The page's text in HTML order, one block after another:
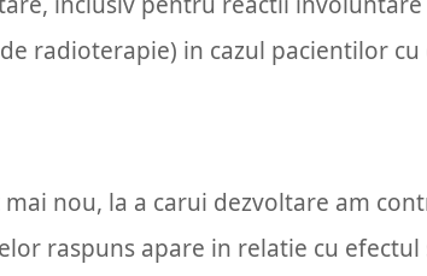
radioterapie) in cazul pacientilor cu
nou, la a carui dezvoltare am
raspuns apare in relatie cu